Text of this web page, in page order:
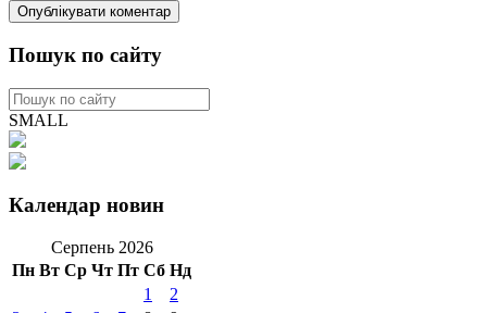
Пошук по сайту
SMALL
Календар новин
Серпень 2026
Пн Вт Ср Чт Пт Сб Нд
1
2